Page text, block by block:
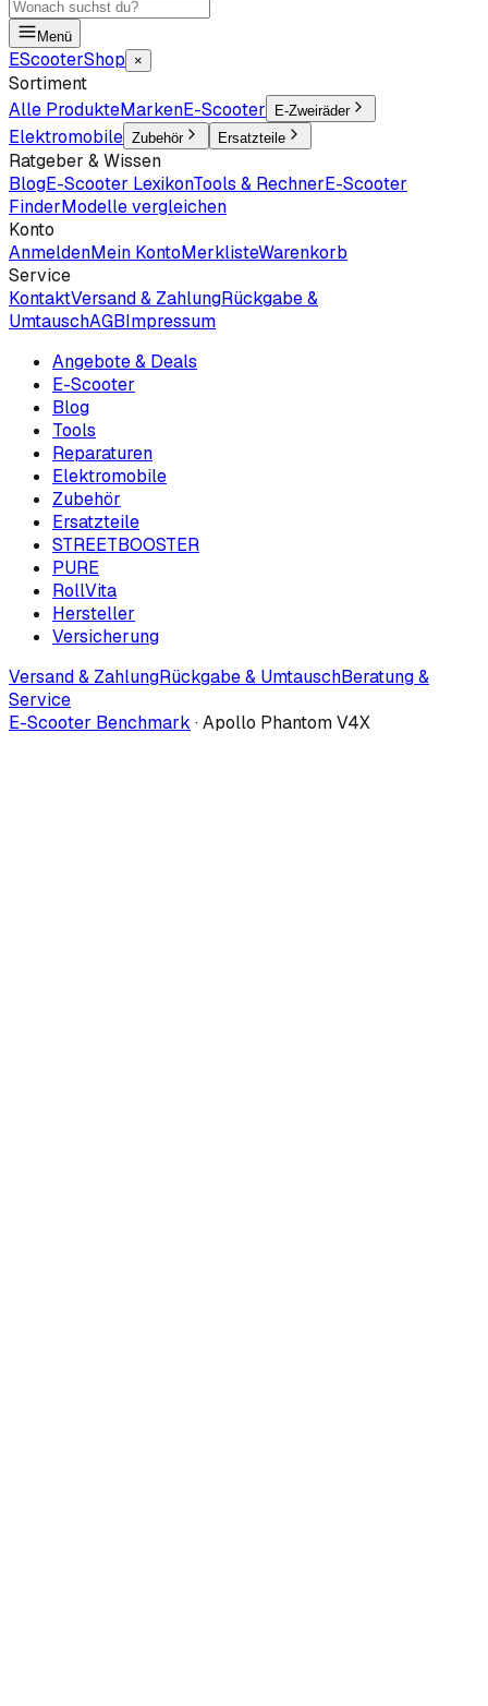
Menü
EScooterShop ×
Sortiment
Alle ProdukteMarkenE-Scooter E-Zweiräder
Elektromobile Zubehör Ersatzteile
Ratgeber & Wissen
BlogE-Scooter LexikonTools & RechnerE-Scooter
FinderModelle vergleichen
Konto
AnmeldenMein KontoMerklisteWarenkorb
Service
KontaktVersand & ZahlungRückgabe &
UmtauschAGBImpressum
Angebote & Deals
E-Scooter
Blog
Tools
Reparaturen
Elektromobile
Zubehör
Ersatzteile
STREETBOOSTER
PURE
RollVita
Hersteller
Versicherung
Versand & ZahlungRückgabe & UmtauschBeratung &
Service
E-Scooter Benchmark ·Apollo Phantom V4X